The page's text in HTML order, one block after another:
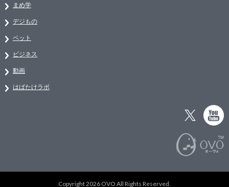
まめ学
デジもの
ペット
ビジネス
動画
はばたけラボ
Copyright 2026 OVO All Rights Reserved.